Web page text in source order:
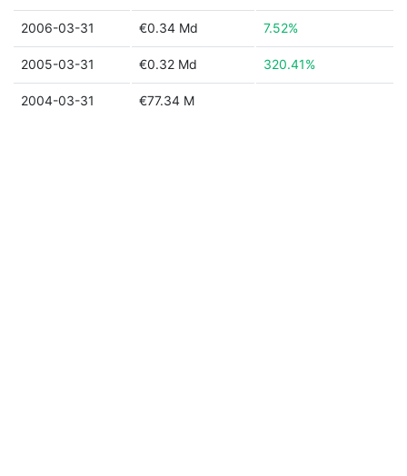
2006-03-31 €0.34 Md 7.52%
2005-03-31 €0.32 Md 320.41%
2004-03-31 €77.34 M